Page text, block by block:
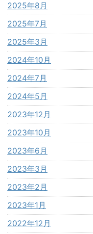
2025年8月
2025年7月
2025年3月
2024年10月
2024年7月
2024年5月
2023年12月
2023年10月
2023年6月
2023年3月
2023年2月
2023年1月
2022年12月